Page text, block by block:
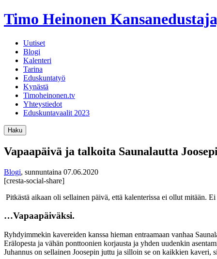
Timo Heinonen
Uutiset
Blogi
Kalenteri
Tarina
Eduskuntatyö
Kynästä
Timoheinonen.tv
Yhteystiedot
Eduskuntavaalit 2023
Haku
Vapaapäivä ja talkoita Saunalautta
Blogi, sunnuntaina 07.06.2020
[cresta-social-share]
Pitkästä aikaan oli sellainen päivä, että kalenterissa ei ollut mitään.
…Vapaapäiväksi.
Ryhdyimmekin kavereiden kanssa hieman entraamaan vanhaa
Erälopesta ja vähän ponttoonien korjausta ja yhden uudenkin
Juhannus on sellainen Joosepin juttu ja silloin se on kaikkien